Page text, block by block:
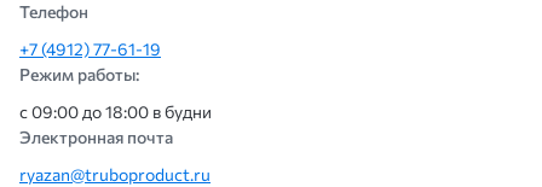
Телефон
+7 (4912) 77-61-19
Режим работы:
с 09:00 до 18:00 в будни
Электронная почта
ryazan@truboproduct.ru